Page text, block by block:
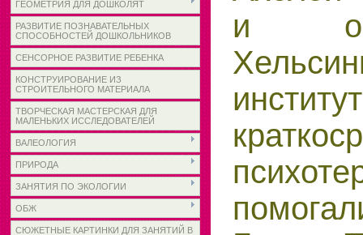
ГЕОМЕТРИЯ ДЛЯ ДОШКОЛЯТ
РАЗВИТИЕ ПОЗНАВАТЕЛЬНЫХ
СПОСОБНОСТЕЙ ДОШКОЛЬНИКОВ
СЕНСОРНОЕ РАЗВИТИЕ РЕБЕНКА
КОНСТРУИРОВАНИЕ ИЗ
СТРОИТЕЛЬНОГО МАТЕРИАЛА
ТВОРЧЕСКАЯ МАСТЕРСКАЯ ДЛЯ
МАЛЕНЬКИХ ИССЛЕДОВАТЕЛЕЙ
ВАЛЕОЛОГИЯ
ПРИРОДА
ЗАНЯТИЯ ПО ЭКОЛОГИИ
ОБЖ
СЮЖЕТНЫЕ КАРТИНКИ ДЛЯ ЗАНЯТИЙ В
и